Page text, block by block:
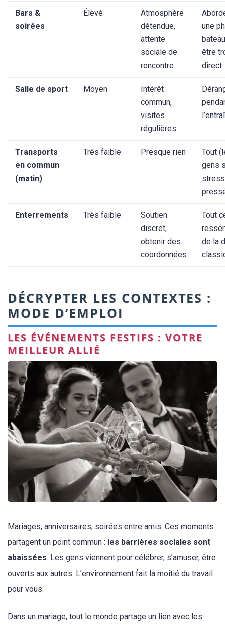
Bars &
soirées
Élevé
Atmosphère
détendue,
attente
sociale de
rencontre
une
être
direct
Salle de sport Moyen
Intérêt
commun,
visites
régulières
Transports
en commun
(matin)
Très faible Presque rien
Tout
gens
Enterrements Très faible
Soutien
discret,
obtenir des
coordonnées
Tout
de la
DÉCRYPTER LES CONTEXTES :
MODE D’EMPLOI
LES ÉVÉNEMENTS FESTIFS : VOTRE
MEILLEUR ALLIÉ
Mariages, anniversaires, soirées entre amis. Ces moments
partagent un point commun : les barrières sociales sont
abaissées. Les gens viennent pour célébrer, s’amuser, être
ouverts aux autres. L’environnement fait la moitié du travail
pour vous.
Dans un mariage, tout le monde partage un lien avec les